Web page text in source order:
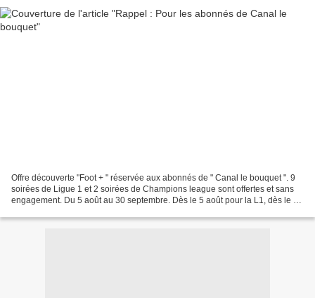
Offre découverte "Foot + " réservée aux abonnés de " Canal le bouquet ". 9
soirées de Ligue 1 et 2 soirées de Champions league sont offertes et sans
engagement. Du 5 août au 30 septembre. Dès le 5 août pour la L1, dès le 11